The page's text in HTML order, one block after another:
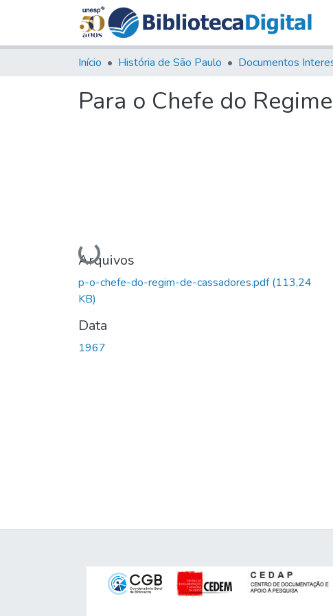
Início História de São Paulo Documentos
Para o Chefe do
Carregando...
Arquivos
p-o-chefe-do-regim-de-cassadores.pdf(113,24
KB)
Data
1967